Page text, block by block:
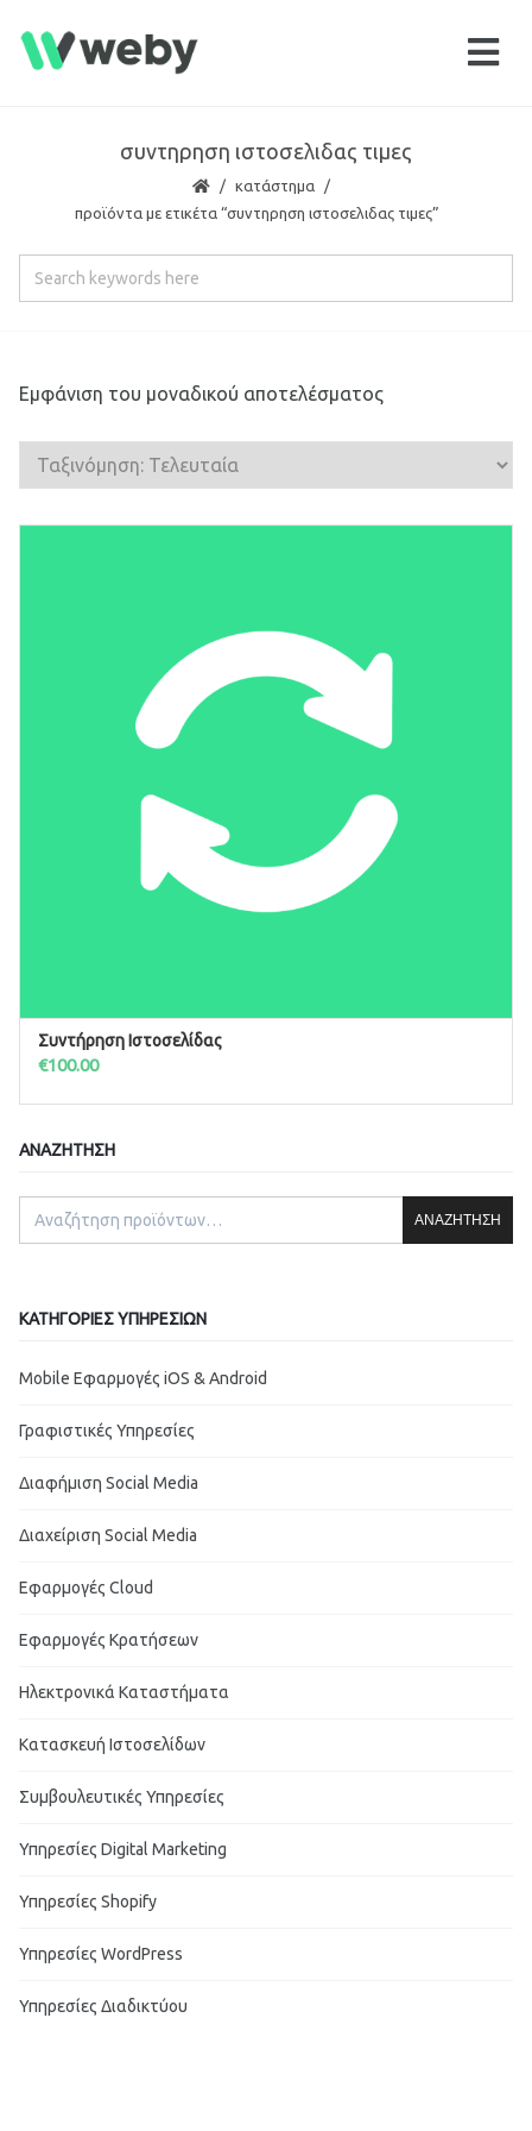
συντηρηση ιστοσελιδας τιμες
κατάστημα
προϊόντα με ετικέτα “συντηρηση ιστοσελιδας τιμες”
Εμφάνιση του μοναδικού αποτελέσματος
ΠΡΟΣΘΉΚΗ ΣΤΟ ΚΑΛΆΘΙ
Συντήρηση Ιστοσελίδας
€100.00
ΑΝΑΖΉΤΗΣΗ
ΑΝΑΖΉΤΗΣΗ
ΚΑΤΗΓΟΡΊΕΣ ΥΠΗΡΕΣΙΏΝ
Mobile Εφαρμογές iOS & Android
Γραφιστικές Υπηρεσίες
Διαφήμιση Social Media
Διαχείριση Social Media
Εφαρμογές Cloud
Εφαρμογές Κρατήσεων
Ηλεκτρονικά Καταστήματα
Κατασκευή Ιστοσελίδων
Συμβουλευτικές Υπηρεσίες
Υπηρεσίες Digital Marketing
Υπηρεσίες Shopify
Υπηρεσίες WordPress
Υπηρεσίες Διαδικτύου